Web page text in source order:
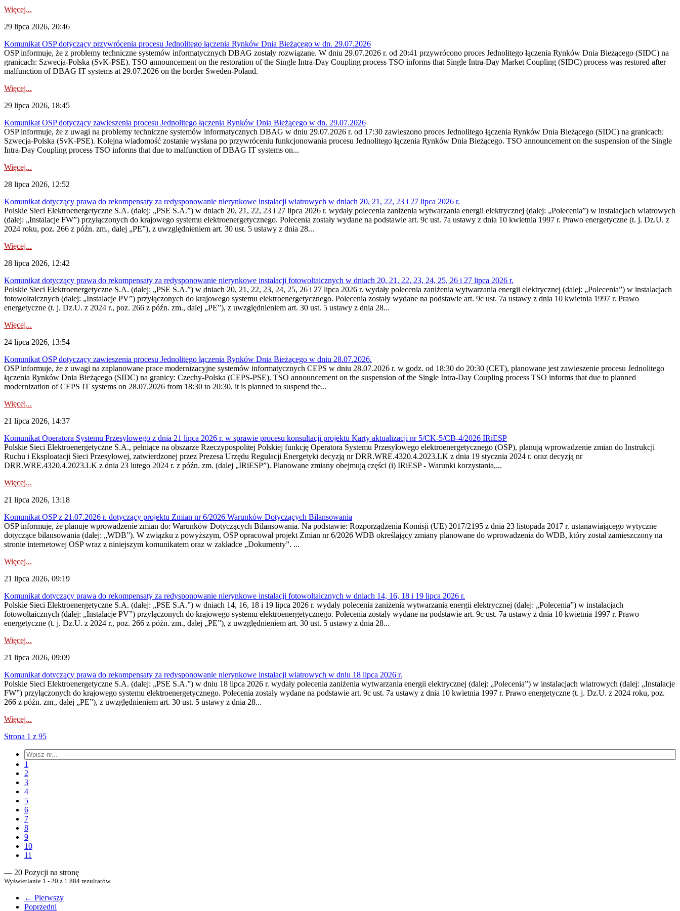
Więcej...
29 lipca 2026, 20:46
Komunikat OSP dotyczący przywrócenia procesu Jednolitego łączenia Rynków Dnia Bieżącego w dn. 29.07.2026
OSP informuje, że z problemy techniczne systemów informatycznych DBAG zostały rozwiązane. W dniu 29.07.2026 r. od 20:41 przywrócono proces Jednolitego łączenia Rynków Dnia Bieżącego (SIDC) na
granicach: Szwecja-Polska (SvK-PSE). TSO announcement on the restoration of the Single Intra-Day Coupling process TSO informs that Single Intra-Day Market Coupling (SIDC) process was restored after
malfunction of DBAG IT systems at 29.07.2026 on the border Sweden-Poland.
Więcej...
29 lipca 2026, 18:45
Komunikat OSP dotyczący zawieszenia procesu Jednolitego łączenia Rynków Dnia Bieżącego w dn. 29.07.2026
OSP informuje, że z uwagi na problemy techniczne systemów informatycznych DBAG w dniu 29.07.2026 r. od 17:30 zawieszono proces Jednolitego łączenia Rynków Dnia Bieżącego (SIDC) na granicach:
Szwecja-Polska (SvK-PSE). Kolejna wiadomość zostanie wysłana po przywróceniu funkcjonowania procesu Jednolitego łączenia Rynków Dnia Bieżącego. TSO announcement on the suspension of the Single
Intra-Day Coupling process TSO informs that due to malfunction of DBAG IT systems on...
Więcej...
28 lipca 2026, 12:52
Komunikat dotyczący prawa do rekompensaty za redysponowanie nierynkowe instalacji wiatrowych w dniach 20, 21, 22, 23 i 27 lipca 2026 r.
Polskie Sieci Elektroenergetyczne S.A. (dalej: „PSE S.A.”) w dniach 20, 21, 22, 23 i 27 lipca 2026 r. wydały polecenia zaniżenia wytwarzania energii elektrycznej (dalej: „Polecenia”) w instalacjach wiatrowych
(dalej: „Instalacje FW”) przyłączonych do krajowego systemu elektroenergetycznego. Polecenia zostały wydane na podstawie art. 9c ust. 7a ustawy z dnia 10 kwietnia 1997 r. Prawo energetyczne (t. j. Dz.U. z
2024 roku, poz. 266 z późn. zm., dalej „PE”), z uwzględnieniem art. 30 ust. 5 ustawy z dnia 28...
Więcej...
28 lipca 2026, 12:42
Komunikat dotyczący prawa do rekompensaty za redysponowanie nierynkowe instalacji fotowoltaicznych w dniach 20, 21, 22, 23, 24, 25, 26 i 27 lipca 2026 r.
Polskie Sieci Elektroenergetyczne S.A. (dalej: „PSE S.A.”) w dniach 20, 21, 22, 23, 24, 25, 26 i 27 lipca 2026 r. wydały polecenia zaniżenia wytwarzania energii elektrycznej (dalej: „Polecenia”) w instalacjach
fotowoltaicznych (dalej: „Instalacje PV”) przyłączonych do krajowego systemu elektroenergetycznego. Polecenia zostały wydane na podstawie art. 9c ust. 7a ustawy z dnia 10 kwietnia 1997 r. Prawo
energetyczne (t. j. Dz.U. z 2024 r., poz. 266 z późn. zm., dalej „PE”), z uwzględnieniem art. 30 ust. 5 ustawy z dnia 28...
Więcej...
24 lipca 2026, 13:54
Komunikat OSP dotyczący zawieszenia procesu Jednolitego łączenia Rynków Dnia Bieżącego w dniu 28.07.2026.
OSP informuje, że z uwagi na zaplanowane prace modernizacyjne systemów informatycznych CEPS w dniu 28.07.2026 r. w godz. od 18:30 do 20:30 (CET), planowane jest zawieszenie procesu Jednolitego
łączenia Rynków Dnia Bieżącego (SIDC) na granicy: Czechy-Polska (CEPS-PSE). TSO announcement on the suspension of the Single Intra-Day Coupling process TSO informs that due to planned
modernization of CEPS IT systems on 28.07.2026 from 18:30 to 20:30, it is planned to suspend the...
Więcej...
21 lipca 2026, 14:37
Komunikat Operatora Systemu Przesyłowego z dnia 21 lipca 2026 r. w sprawie procesu konsultacji projektu Karty aktualizacji nr 5/CK-5/CB-4/2026 IRiESP
Polskie Sieci Elektroenergetyczne S.A., pełniące na obszarze Rzeczypospolitej Polskiej funkcję Operatora Systemu Przesyłowego elektroenergetycznego (OSP), planują wprowadzenie zmian do Instrukcji
Ruchu i Eksploatacji Sieci Przesyłowej, zatwierdzonej przez Prezesa Urzędu Regulacji Energetyki decyzją nr DRR.WRE.4320.4.2023.LK z dnia 19 stycznia 2024 r. oraz decyzją nr
DRR.WRE.4320.4.2023.LK z dnia 23 lutego 2024 r. z późn. zm. (dalej „IRiESP”). Planowane zmiany obejmują części (i) IRiESP - Warunki korzystania,...
Więcej...
21 lipca 2026, 13:18
Komunikat OSP z 21.07.2026 r. dotyczący projektu Zmian nr 6/2026 Warunków Dotyczących Bilansowania
OSP informuje, że planuje wprowadzenie zmian do: Warunków Dotyczących Bilansowania. Na podstawie: Rozporządzenia Komisji (UE) 2017/2195 z dnia 23‍ listopada 2017 r. ustanawiającego wytyczne
dotyczące bilansowania (dalej: „WDB”). W związku z powyższym, OSP opracował projekt Zmian nr 6/2026 WDB określający zmiany planowane do wprowadzenia do WDB, który został zamieszczony na
stronie internetowej OSP wraz z niniejszym komunikatem oraz w zakładce „Dokumenty”. ...
Więcej...
21 lipca 2026, 09:19
Komunikat dotyczący prawa do rekompensaty za redysponowanie nierynkowe instalacji fotowoltaicznych w dniach 14, 16, 18 i 19 lipca 2026 r.
Polskie Sieci Elektroenergetyczne S.A. (dalej: „PSE S.A.”) w dniach 14, 16, 18 i 19 lipca 2026 r. wydały polecenia zaniżenia wytwarzania energii elektrycznej (dalej: „Polecenia”) w instalacjach
fotowoltaicznych (dalej: „Instalacje PV”) przyłączonych do krajowego systemu elektroenergetycznego. Polecenia zostały wydane na podstawie art. 9c ust. 7a ustawy z dnia 10 kwietnia 1997 r. Prawo
energetyczne (t. j. Dz.U. z 2024 r., poz. 266 z późn. zm., dalej „PE”), z uwzględnieniem art. 30 ust. 5 ustawy z dnia 28...
Więcej...
21 lipca 2026, 09:09
Komunikat dotyczący prawa do rekompensaty za redysponowanie nierynkowe instalacji wiatrowych w dniu 18 lipca 2026 r.
Polskie Sieci Elektroenergetyczne S.A. (dalej: „PSE S.A.”) w dniu 18 lipca 2026 r. wydały polecenia zaniżenia wytwarzania energii elektrycznej (dalej: „Polecenia”) w instalacjach wiatrowych (dalej: „Instalacje
FW”) przyłączonych do krajowego systemu elektroenergetycznego. Polecenia zostały wydane na podstawie art. 9c ust. 7a ustawy z dnia 10 kwietnia 1997 r. Prawo energetyczne (t. j. Dz.U. z 2024 roku, poz.
266 z późn. zm., dalej „PE”), z uwzględnieniem art. 30 ust. 5 ustawy z dnia 28...
Więcej...
Strona 1 z 95
1
2
3
4
5
6
7
8
9
10
11
— 20 Pozycji na stronę
Wyświetlanie 1 - 20 z 1 884 rezultatów.
← Pierwszy
Poprzedni